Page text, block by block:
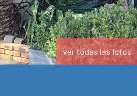
ver todas las fotos